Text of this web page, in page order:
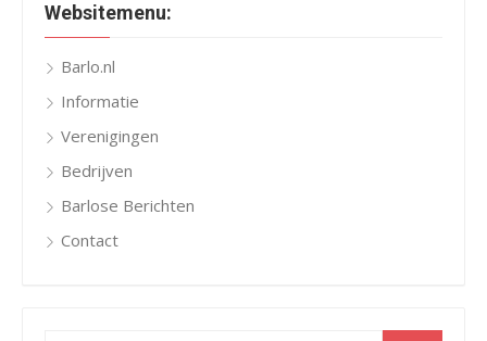
Websitemenu:
Barlo.nl
Informatie
Verenigingen
Bedrijven
Barlose Berichten
Contact